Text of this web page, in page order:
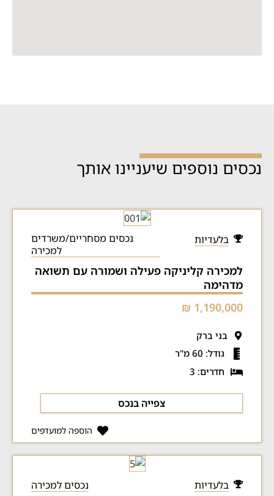
נכסים נוספים שיעניינו אותך
בלעדיות
נכסים מסחריים/משרדים
למכירה
למכירה קליניקה פעילה ושמורה עם תשואה
מדהימה
1,190,000 ₪
בני ברק
גודל: 60 מ"ר
חדרים: 3
צפייה בנכס
הוספה למועדפים
בלעדיות נכסים למכירה